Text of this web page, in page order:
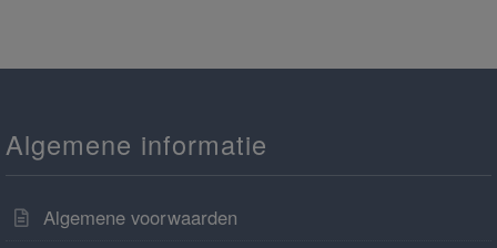
Algemene informatie
Algemene voorwaarden